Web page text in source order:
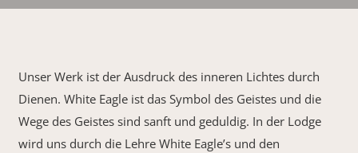
Unser Werk ist der Ausdruck des inneren Lichtes durch
Dienen. White Eagle ist das Symbol des Geistes und die
Wege des Geistes sind sanft und geduldig. In der Lodge
wird uns durch die Lehre White Eagle’s und den